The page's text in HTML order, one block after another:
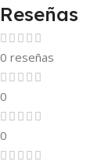
Reseñas
0 reseñas
0
0